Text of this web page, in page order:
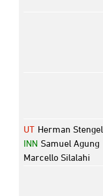
UT Herman Stengel
INN Samuel Agung
Marcello Silalahi